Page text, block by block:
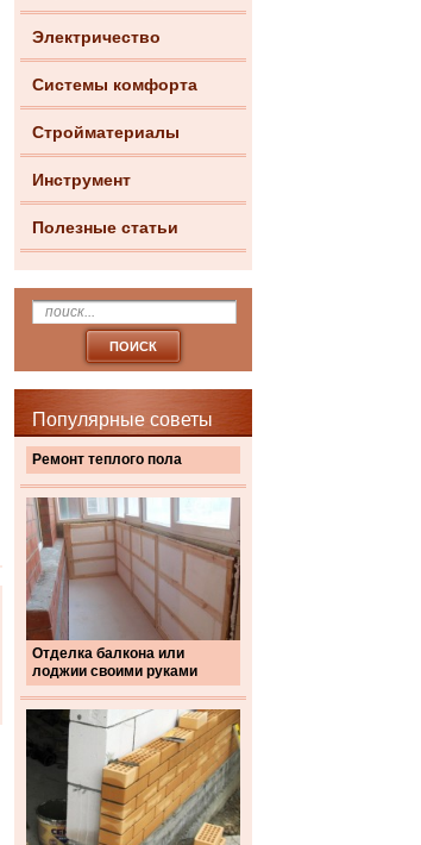
Электричество
Системы комфорта
Стройматериалы
Инструмент
Полезные статьи
Популярные советы
Ремонт теплого пола
Отделка балкона или
лоджии своими руками